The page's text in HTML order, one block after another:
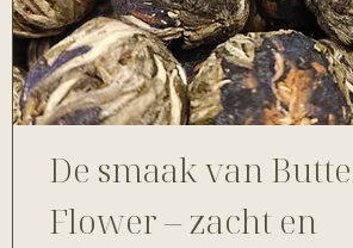
De smaak van
Flower – zacht en